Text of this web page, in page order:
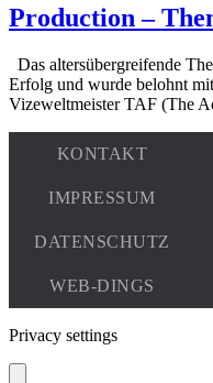
Production –
Das altersübergreifende
Erfolg und wurde belohnt
Vizeweltmeister TAF (The
Privacy settings